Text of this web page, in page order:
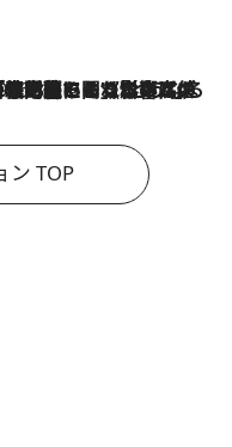
「サーチャージ料の高値が続いている」ホルムズ海峡封鎖による影響はいつまで続く？《エネルギー専門家に聞く“どうなる日本の暮らし”》
ン TOP